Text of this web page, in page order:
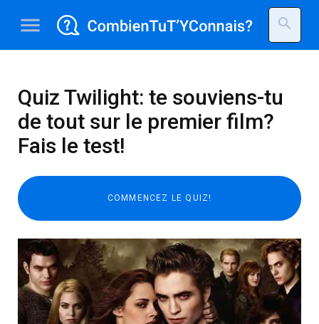
menu search
Quiz Twilight: te souviens-tu
de tout sur le premier film?
Fais le test!